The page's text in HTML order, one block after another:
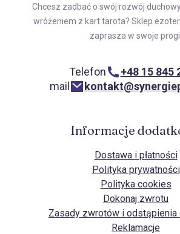
Chcesz zadbać o swój rozwój
wróżeniem z kart tarota? Sklep
zaprasza w swoje
Telefon
+48 15 845
mail
Informacje
Dostawa i płatności
Polityka prywatności
Polityka cookies
Dokonaj zwrotu
Zasady zwrotów i odstąpienia
Reklamacje